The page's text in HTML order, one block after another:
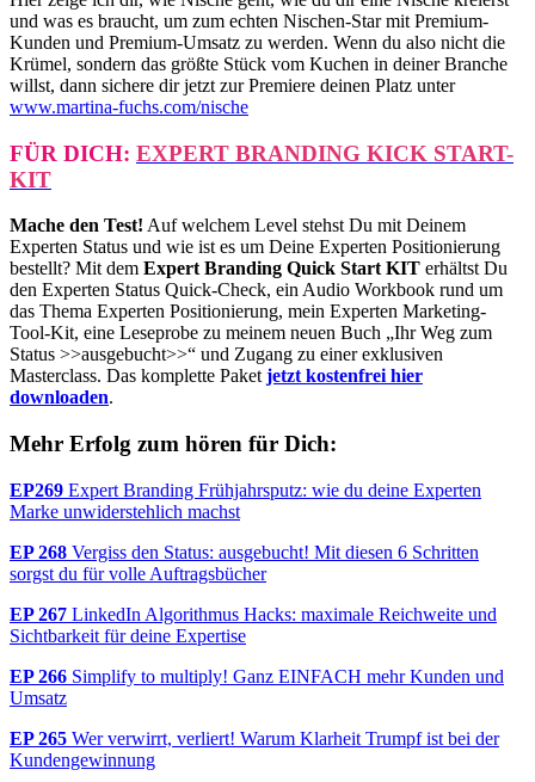
und was es braucht, um zum echten Nischen-Star mit Premium-
Kunden und Premium-Umsatz zu werden. Wenn du also nicht die
Krümel, sondern das größte Stück vom Kuchen in deiner Branche
willst, dann sichere dir jetzt zur Premiere deinen Platz unter
www.martina-fuchs.com/nische
FÜR DICH: EXPERT BRANDING KICK START-
KIT
Mache den Test! Auf welchem Level stehst Du mit Deinem
Experten Status und wie ist es um Deine Experten Positionierung
bestellt? Mit dem Expert Branding Quick Start KIT erhältst Du
den Experten Status Quick-Check, ein Audio Workbook rund um
das Thema Experten Positionierung, mein Experten Marketing-
Tool-Kit, eine Leseprobe zu meinem neuen Buch „Ihr Weg zum
Status >>ausgebucht>>“ und Zugang zu einer exklusiven
Masterclass. Das komplette Paket jetzt kostenfrei hier
downloaden.
Mehr Erfolg zum hören für Dich:
EP269 Expert Branding Frühjahrsputz: wie du deine Experten
Marke unwiderstehlich machst
EP 268 Vergiss den Status: ausgebucht! Mit diesen 6 Schritten
sorgst du für volle Auftragsbücher
EP 267 LinkedIn Algorithmus Hacks: maximale Reichweite und
Sichtbarkeit für deine Expertise
EP 266 Simplify to multiply! Ganz EINFACH mehr Kunden und
Umsatz
EP 265 Wer verwirrt, verliert! Warum Klarheit Trumpf ist bei der
Kundengewinnung